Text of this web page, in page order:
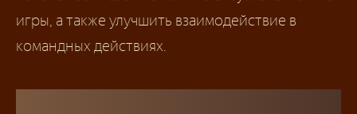
игры, а также улучшить взаимодействие в
командных действиях.